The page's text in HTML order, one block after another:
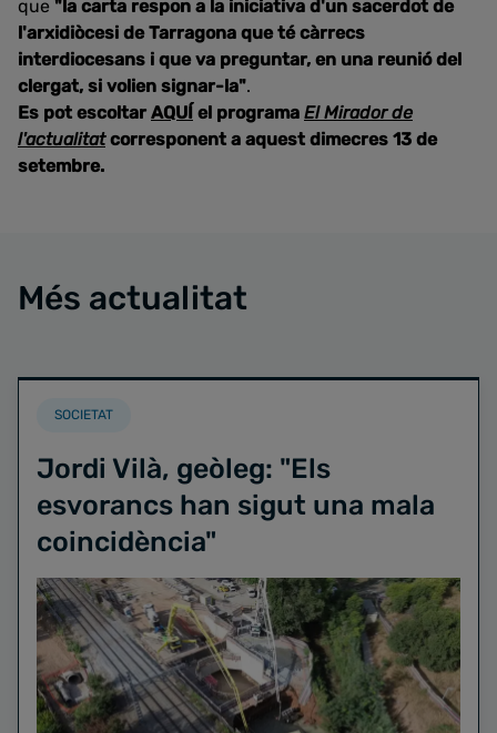
que "la carta respon a la iniciativa d'un sacerdot de
l'arxidiòcesi de Tarragona que té càrrecs
interdiocesans i que va preguntar, en una reunió del
clergat, si volien signar-la".
Es pot escoltar AQUÍ el programa El Mirador de
l'actualitatcorresponent a aquest dimecres 13 de
setembre.
Més actualitat
SOCIETAT
Jordi Vilà, geòleg: "Els
esvorancs han sigut una mala
coincidència"